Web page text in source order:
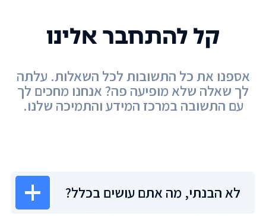
לא הבנתי, מה אתם עושים בכלל?
קל להתחבר אלינו
אספנו את כל התשובות לכל השאלות. עלתה
לך שאלה שלא מופיעה פה? אנחנו מחכים לך
עם התשובה במרכז המידע והתמיכה שלנו.